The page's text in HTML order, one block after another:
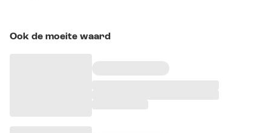
Ook de moeite waard